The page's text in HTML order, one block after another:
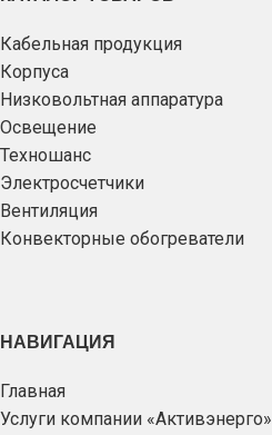
Кабельная продукция
Корпуса
Низковольтная аппаратура
Освещение
Техношанс
Электросчетчики
Вентиляция
Конвекторные обогреватели
НАВИГАЦИЯ
Главная
Услуги компании «Активэнерго»